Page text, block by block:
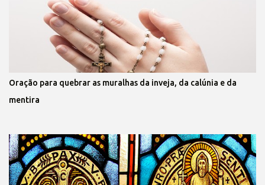
Oração para quebrar as muralhas da inveja, da calúnia e da
mentira